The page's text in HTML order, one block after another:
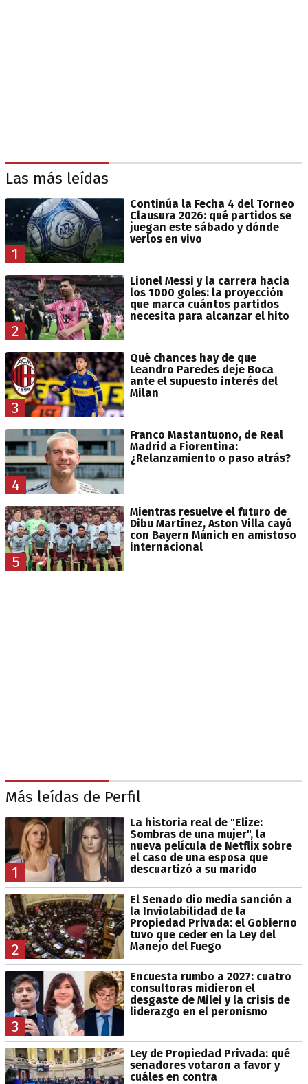
Las más leídas
1
Continúa la Fecha 4 del Torneo
Clausura 2026: qué partidos se
juegan este sábado y dónde
verlos en vivo
2
Lionel Messi y la carrera hacia
los 1000 goles: la proyección
que marca cuántos partidos
necesita para alcanzar el hito
3
Qué chances hay de que
Leandro Paredes deje Boca
ante el supuesto interés del
Milan
4
Franco Mastantuono, de Real
Madrid a Fiorentina:
¿Relanzamiento o paso atrás?
5
Mientras resuelve el futuro de
Dibu Martínez, Aston Villa cayó
con Bayern Múnich en amistoso
internacional
Más leídas de Perfil
1
La historia real de "Elize:
Sombras de una mujer", la
nueva película de Netflix sobre
el caso de una esposa que
descuartizó a su marido
2
El Senado dio media sanción a
la Inviolabilidad de la
Propiedad Privada: el Gobierno
tuvo que ceder en la Ley del
Manejo del Fuego
3
Encuesta rumbo a 2027: cuatro
consultoras midieron el
desgaste de Milei y la crisis de
liderazgo en el peronismo
Ley de Propiedad Privada: qué
senadores votaron a favor y
cuáles en contra